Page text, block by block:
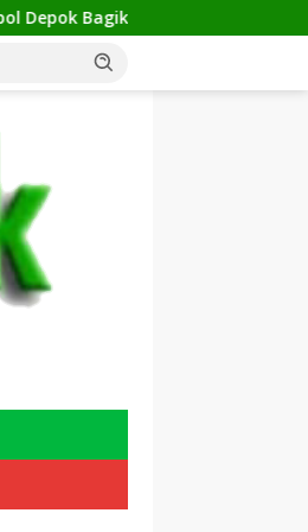
Bendera Merah Putih, Kobarkan